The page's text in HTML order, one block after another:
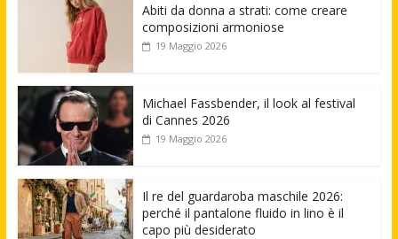
Abiti da donna a strati: come creare
composizioni armoniose
19 Maggio 2026
Michael Fassbender, il look al festival
di Cannes 2026
19 Maggio 2026
Il re del guardaroba maschile 2026:
perché il pantalone fluido in lino è il
capo più desiderato